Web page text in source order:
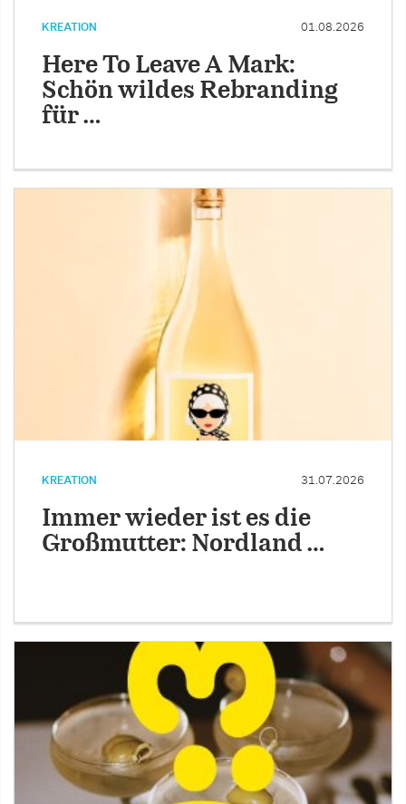
KREATION 01.08.2026
Here To Leave A Mark:
Schön wildes Rebranding
für …
KREATION 31.07.2026
Immer wieder ist es die
Großmutter: Nordland …